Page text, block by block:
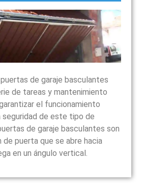
de garaje basculantes
de tareas y mantenimiento
el funcionamiento
seguridad de este tipo de
de garaje basculantes son
de puerta que se abre hacia
en un ángulo vertical.